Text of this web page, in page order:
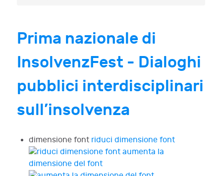
Prima nazionale di
InsolvenzFest - Dialoghi
pubblici interdisciplinari
sull’insolvenza
dimensione font riduci dimensione font
aumenta la
dimensione del font